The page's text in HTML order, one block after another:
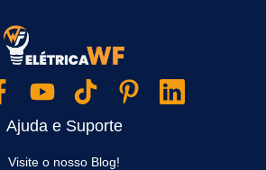
Ajuda e Suporte
Visite o nosso Blog!